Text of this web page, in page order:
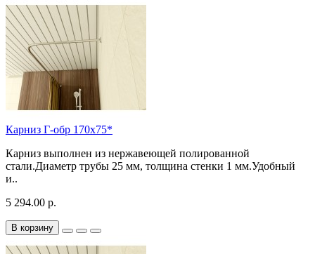
Карниз Г-обр 170х75*
Карниз выполнен из нержавеющей полированной
стали.Диаметр трубы 25 мм, толщина стенки 1 мм.Удобный
и..
5 294.00 р.
В корзину